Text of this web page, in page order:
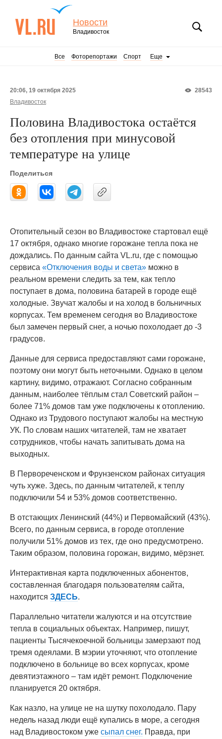
Новости
Владивосток
Все Фоторепортажи Спорт Еще
28543
20:06, 19 октября 2025
Владивосток
Половина Владивостока остаётся
без отопления при минусовой
температуре на улице
Поделиться
Отопительный сезон во Владивостоке стартовал ещё
17 октября, однако многие горожане тепла пока не
дождались. По данным сайта VL.ru, где с помощью
сервиса «Отключения воды и света» можно в
реальном времени следить за тем, как тепло
поступает в дома, половина батарей в городе ещё
холодные. Звучат жалобы и на холод в больничных
корпусах. Тем временем сегодня во Владивостоке
был замечен первый снег, а ночью похолодает до -3
градусов.
Данные для сервиса предоставляют сами горожане,
поэтому они могут быть неточными. Однако в целом
картину, видимо, отражают. Согласно собранным
данным, наиболее тёплым стал Советский район –
более 71% домов там уже подключены к отоплению.
Однако из Трудового поступают жалобы на местную
УК. По словам наших читателей, там не хватает
сотрудников, чтобы начать запитывать дома на
выходных.
В Первореченском и Фрунзенском районах ситуация
чуть хуже. Здесь, по данным читателей, к теплу
подключили 54 и 53% домов соответственно.
В отстающих Ленинский (44%) и Первомайский (43%).
Всего, по данным сервиса, в городе отопление
получили 51% домов из тех, где оно предусмотрено.
Таким образом, половина горожан, видимо, мёрзнет.
Интерактивная карта подключенных абонентов,
составленная благодаря пользователям сайта,
находится ЗДЕСЬ.
Параллельно читатели жалуются и на отсутствие
тепла в социальных объектах. Например, пишут,
пациенты Тысячекоечной больницы замерзают под
тремя одеялами. В мэрии уточняют, что отопление
подключено в больнице во всех корпусах, кроме
девятиэтажного – там идёт ремонт. Подключение
планируется 20 октября.
Как назло, на улице не на шутку похолодало. Пару
недель назад люди ещё купались в море, а сегодня
над Владивостоком уже сыпал снег. Правда, при